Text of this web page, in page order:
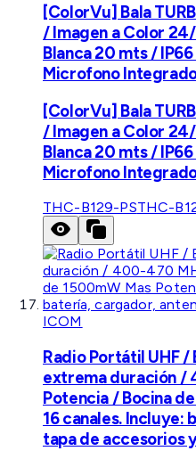
[ColorVu] Bala
/ Imagen a Color
Blanca 20 mts /
Microfono
[ColorVu] Bala
/ Imagen a Color
Blanca 20 mts /
Microfono
THC-B129-PSTHC-
ICOM
Radio Portátil UHF
extrema duración /
Potencia / Bocina
16 canales. Incluye:
tapa de accesorios